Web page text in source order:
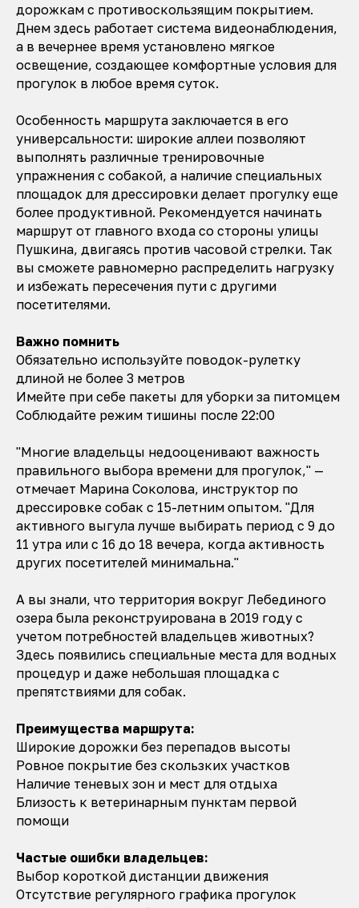
дорожкам с противоскользящим покрытием.
Днем здесь работает система видеонаблюдения,
а в вечернее время установлено мягкое
освещение, создающее комфортные условия для
прогулок в любое время суток.
Особенность маршрута заключается в его
универсальности: широкие аллеи позволяют
выполнять различные тренировочные
упражнения с собакой, а наличие специальных
площадок для дрессировки делает прогулку еще
более продуктивной. Рекомендуется начинать
маршрут от главного входа со стороны улицы
Пушкина, двигаясь против часовой стрелки. Так
вы сможете равномерно распределить нагрузку
и избежать пересечения пути с другими
посетителями.
Важно помнить
Обязательно используйте поводок-рулетку
длиной не более 3 метров
Имейте при себе пакеты для уборки за питомцем
Соблюдайте режим тишины после 22:00
"Многие владельцы недооценивают важность
правильного выбора времени для прогулок," —
отмечает Марина Соколова, инструктор по
дрессировке собак с 15-летним опытом. "Для
активного выгула лучше выбирать период с 9 до
11 утра или с 16 до 18 вечера, когда активность
других посетителей минимальна."
А вы знали, что территория вокруг Лебединого
озера была реконструирована в 2019 году с
учетом потребностей владельцев животных?
Здесь появились специальные места для водных
процедур и даже небольшая площадка с
препятствиями для собак.
Преимущества маршрута:
Широкие дорожки без перепадов высоты
Ровное покрытие без скользких участков
Наличие теневых зон и мест для отдыха
Близость к ветеринарным пунктам первой
помощи
Частые ошибки владельцев:
Выбор короткой дистанции движения
Отсутствие регулярного графика прогулок